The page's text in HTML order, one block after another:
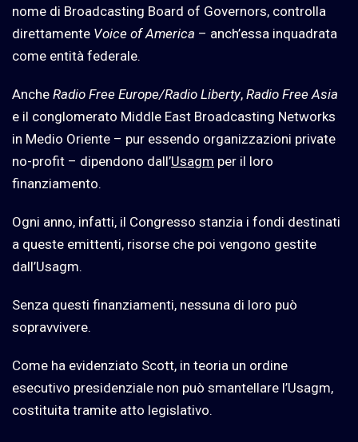
nome di Broadcasting Board of Governors, controlla
direttamente Voice of America – anch’essa inquadrata
come entità federale.
Anche Radio Free Europe/Radio Liberty, Radio Free Asia
e il conglomerato Middle East Broadcasting Networks
in Medio Oriente – pur essendo organizzazioni private
no-profit – dipendono dall’Usagm per il loro
finanziamento.
Ogni anno, infatti, il Congresso stanzia i fondi destinati
a queste emittenti, risorse che poi vengono gestite
dall’Usagm.
Senza questi finanziamenti, nessuna di loro può
sopravvivere.
Come ha evidenziato Scott, in teoria un ordine
esecutivo presidenziale non può smantellare l’Usagm,
costituita tramite atto legislativo.